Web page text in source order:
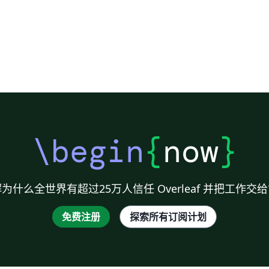
\begin{now}
什么全世界有超过25万人信任 Overleaf 并把工作交
免费注册 探索所有订阅计划